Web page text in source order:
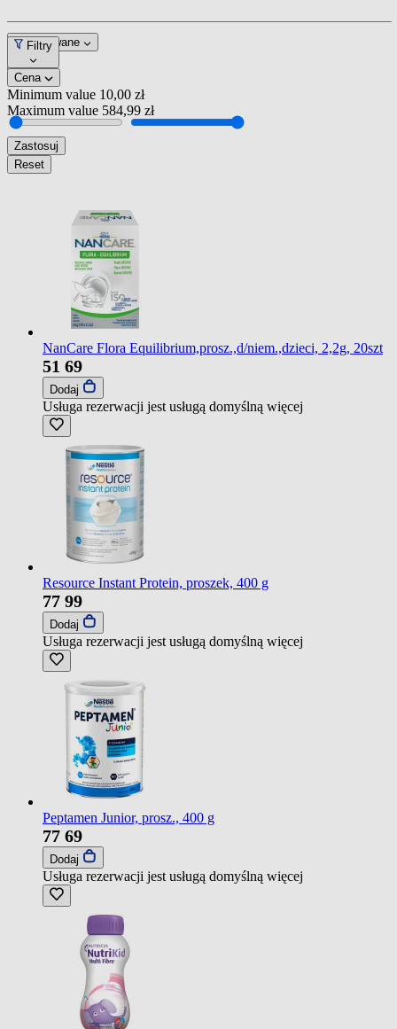
Dopasowane
Filtry
Cena
Minimum value 10,00 zł
Maximum value 584,99 zł
Zastosuj
Reset
NanCare Flora Equilibrium,prosz.,d/niem.,dzieci, 2,2g, 20szt
51 69
Dodaj
Usługa rezerwacji jest usługą domyślną więcej
Resource Instant Protein, proszek, 400 g
77 99
Dodaj
Usługa rezerwacji jest usługą domyślną więcej
Peptamen Junior, prosz., 400 g
77 69
Dodaj
Usługa rezerwacji jest usługą domyślną więcej